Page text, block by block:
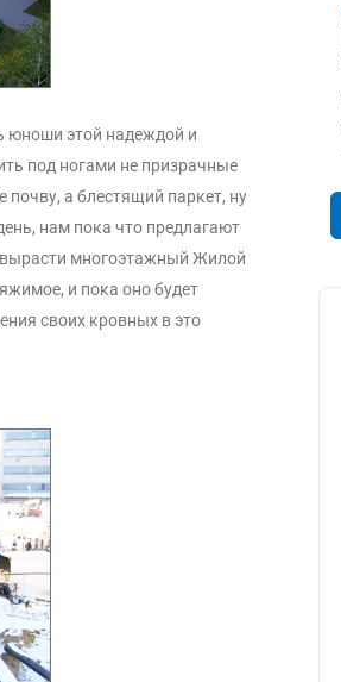
юноши этой надеждой и
под ногами не призрачные
почву, а блестящий паркет, ну
нам пока что предлагают
вырасти многоэтажный Жилой
и пока оно будет
своих кровных в это